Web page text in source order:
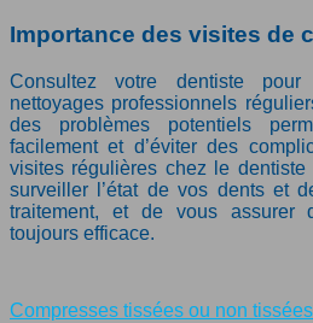
Importance des visites de
Consultez votre dentiste
nettoyages professionnels
des problèmes potentiels
facilement et d’éviter des
visites régulières chez le dentiste
surveiller l’état de vos dents et
traitement, et de vous assurer
toujours efficace.
Compresses tissées ou non